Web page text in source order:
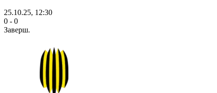
25.10.25, 12:30
0 - 0
Заверш.